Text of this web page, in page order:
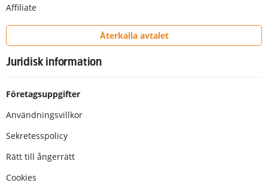
Affiliate
Återkalla avtalet
Juridisk information
Företagsuppgifter
Användningsvillkor
Sekretesspolicy
Rätt till ångerrätt
Cookies